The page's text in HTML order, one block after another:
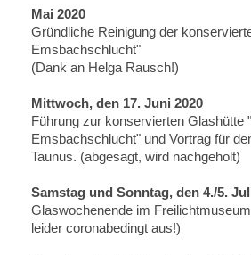
Mai 2020
Gründliche Reinigung der
Emsbachschlucht"
(Dank an Helga Rausch!)
Mittwoch, den 17. Juni 2020
Führung zur konservierten Glashütte
Emsbachschlucht" und Vortrag für
Taunus. (abgesagt, wird nachgeholt)
Samstag und Sonntag, den 4./5.
Glaswochenende im
leider coronabedingt aus!)